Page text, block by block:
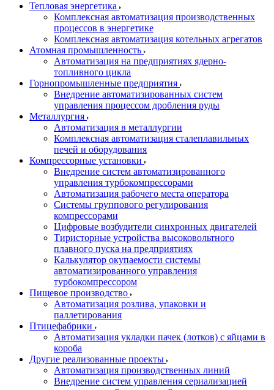
Тепловая энергетика
Комплексная автоматизация производственных
процессов в энергетике
Комплексная автоматизация котельных агрегатов
Атомная промышленность
Автоматизация на предприятиях ядерно-
топливного цикла
Горнопромышленные предприятия
Внедрение автоматизированных систем
управления процессом дробления руды
Металлургия
Автоматизация в металлургии
Комплексная автоматизация сталеплавильных
печей и оборудования
Компрессорные установки
Внедрение систем автоматизированного
управления турбокомпрессорами
Автоматизация рабочего места оператора
Системы группового регулирования
компрессорами
Цифровые возбудители синхронных двигателей
Тиристорные устройства высоковольтного
плавного пуска на предприятиях
Калькулятор окупаемости системы
автоматизированного управления
турбокомпрессором
Пищевое производство
Автоматизация розлива, упаковки и
паллетирования
Птицефабрики
Автоматизация укладки пачек (лотков) с яйцами в
короба
Другие реализованные проекты
Автоматизация производственных линий
Внедрение систем управления сериализацией